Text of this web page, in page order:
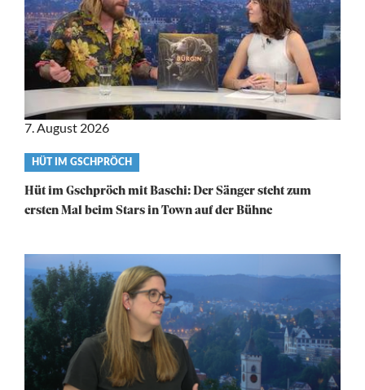
Video
category
HÜT IM GSCHPRÖCH
Hüt im Gschpröch mit Baschi: Der Sänger steht zum
ersten Mal beim Stars in Town auf der Bühne
7. August 2026